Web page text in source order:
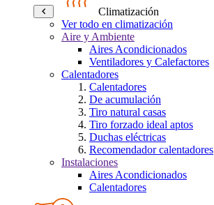
Climatización
Ver todo en climatización
Aire y Ambiente
Aires Acondicionados
Ventiladores y Calefactores
Calentadores
Calentadores
De acumulación
Tiro natural casas
Tiro forzado ideal aptos
Duchas eléctricas
Recomendador calentadores
Instalaciones
Aires Acondicionados
Calentadores